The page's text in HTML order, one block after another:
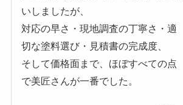
いしましたが、
対応の早さ・現地調査の丁寧さ・適
切な塗料選び・見積書の完成度、
そして価格面まで、ほぼすべての点
で美匠さんが一番でした。